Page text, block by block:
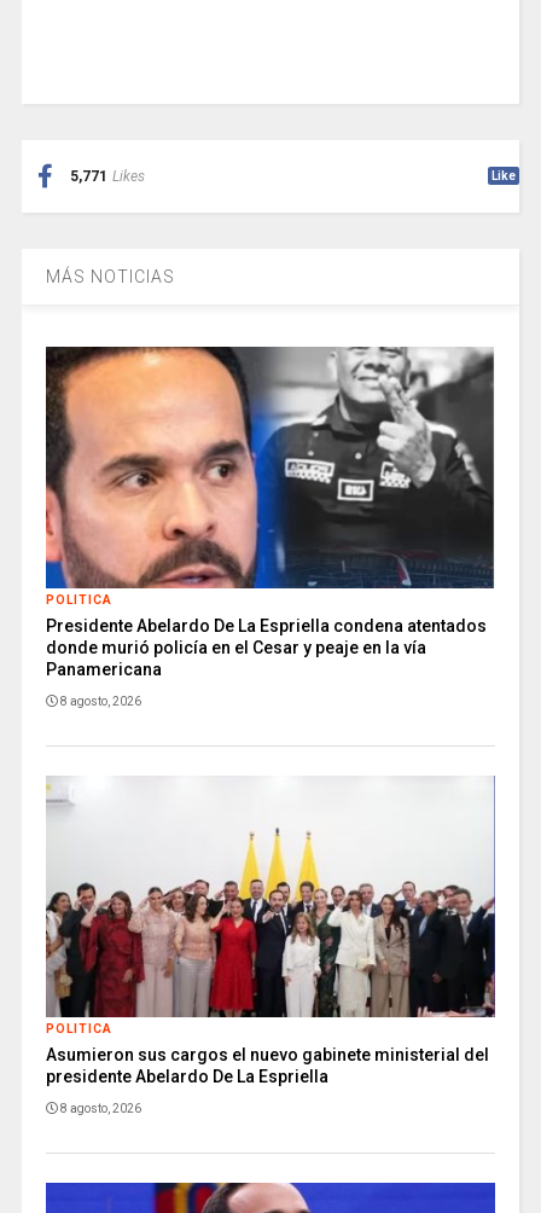
5,771 Likes Like
MÁS NOTICIAS
POLITICA
Presidente Abelardo De La Espriella condena atentados
donde murió policía en el Cesar y peaje en la vía
Panamericana
8 agosto, 2026
POLITICA
Asumieron sus cargos el nuevo gabinete ministerial del
presidente Abelardo De La Espriella
8 agosto, 2026